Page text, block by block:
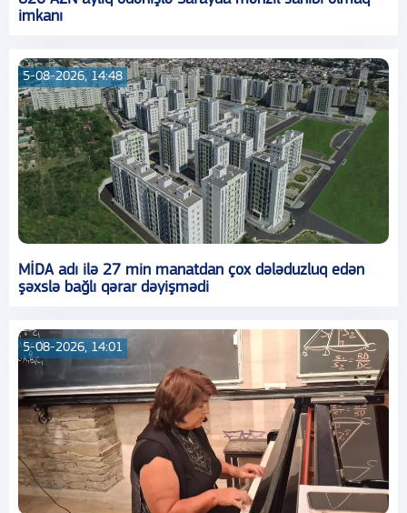
imkanı
5-08-2026, 14:48
MİDA adı ilə 27 min manatdan çox dələduzluq edən
şəxslə bağlı qərar dəyişmədi
5-08-2026, 14:01